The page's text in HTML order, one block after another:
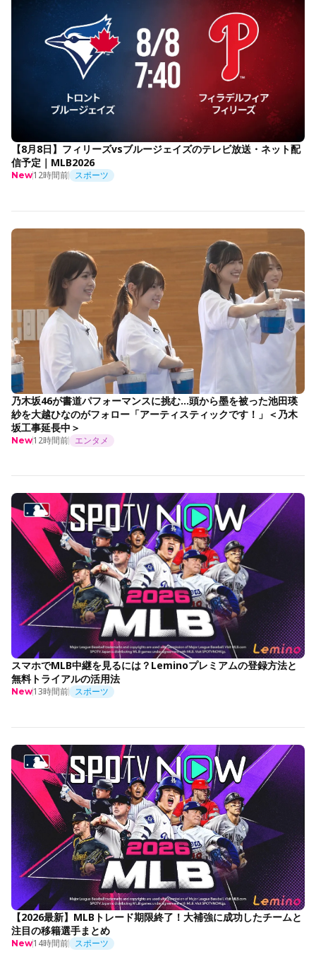
【8月8日】フィリーズvsブルージェイズのテレビ放送・ネット配
信予定｜MLB2026
New12時間前 スポーツ
乃木坂46が書道パフォーマンスに挑む…頭から墨を被った池田瑛
紗を大越ひなのがフォロー「アーティスティックです！」＜乃木
坂工事延長中＞
New12時間前 エンタメ
スマホでMLB中継を見るには？Leminoプレミアムの登録方法と
無料トライアルの活用法
New13時間前 スポーツ
【2026最新】MLBトレード期限終了！大補強に成功したチームと
注目の移籍選手まとめ
New14時間前 スポーツ